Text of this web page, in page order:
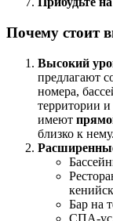
Почему стоит
Высокий
предлагают
номера,
территории
имеют
близко к нему.
Бар на
СПА-